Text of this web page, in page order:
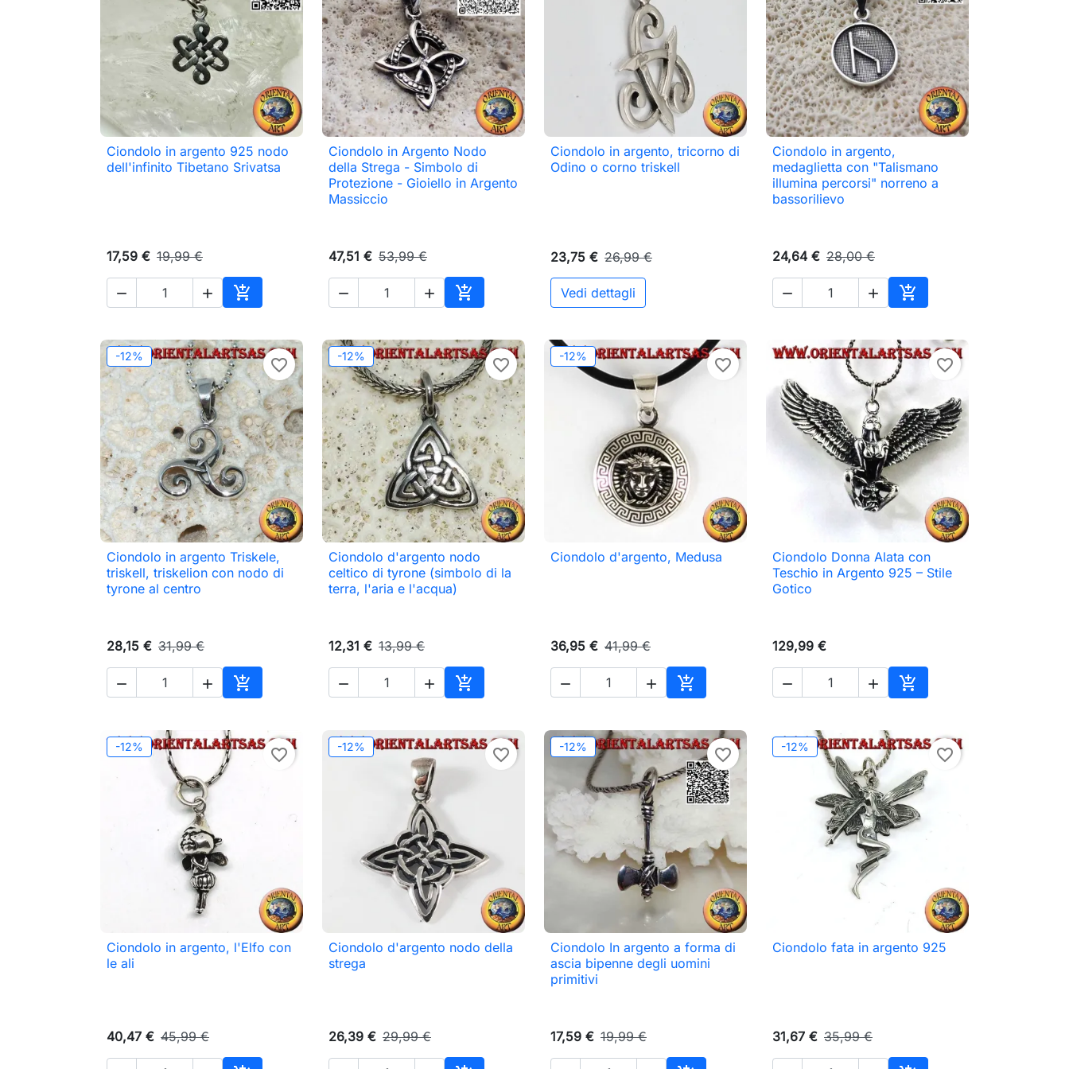
 Anteprima
Ciondolo in argento 925 nodo
dell'infinito Tibetano Srivatsa
17,59 € 19,99 €
  
Aggiungi al carrello
 Anteprima
Ciondolo in Argento Nodo
della Strega - Simbolo di
Protezione - Gioiello in Argento
Massiccio
47,51 € 53,99 €
  
Aggiungi al carrello
 Anteprima
Ciondolo in argento, tricorno di
Odino o corno triskell
23,75 € 26,99 €
Vedi dettagli
 Anteprima
Ciondolo in argento,
medaglietta con "Talismano
illumina percorsi" norreno a
bassorilievo
24,64 € 28,00 €
  
Aggiungi al carrello
-12% favorite_border
 Anteprima
Ciondolo in argento Triskele,
triskell, triskelion con nodo di
tyrone al centro
28,15 € 31,99 €
  
Aggiungi al carrello
-12% favorite_border
 Anteprima
Ciondolo d'argento nodo
celtico di tyrone (simbolo di la
terra, l'aria e l'acqua)
12,31 € 13,99 €
  
Aggiungi al carrello
-12% favorite_border
 Anteprima
Ciondolo d'argento, Medusa
36,95 € 41,99 €
  
Aggiungi al carrello
favorite_border
 Anteprima
Ciondolo Donna Alata con
Teschio in Argento 925 – Stile
Gotico
129,99 €
  
Aggiungi al carrello
-12% favorite_border
 Anteprima
Ciondolo in argento, l'Elfo con
le ali
40,47 € 45,99 €
-12% favorite_border
 Anteprima
Ciondolo d'argento nodo della
strega
26,39 € 29,99 €
-12% favorite_border
 Anteprima
Ciondolo In argento a forma di
ascia bipenne degli uomini
primitivi
17,59 € 19,99 €
-12% favorite_border
 Anteprima
Ciondolo fata in argento 925
31,67 € 35,99 €